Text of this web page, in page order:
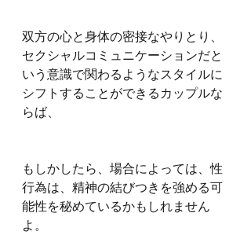
双方の心と身体の密接なやりとり、
セクシャルコミュニケーションだと
いう意識で関わるようなスタイルに
シフトすることができるカップルな
らば、
もしかしたら、場合によっては、性
行為は、精神の結びつきを強める可
能性を秘めているかもしれません
よ。